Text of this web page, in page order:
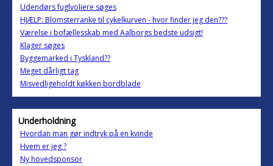
Udendørs fuglvoliere søges
HJÆLP: Blomsterranke til cykelkurven - hvor finder jeg den???
Værelse i bofællesskab med Aalborgs bedste udsigt!
Klager søges
Byggemarked i Tyskland??
Meget dårligt tag
Misvedligeholdt køkken bordblade
Underholdning
Hvordan man gør indtryk på en kvinde
Hvem er jeg ?
Ny hovedsponsor